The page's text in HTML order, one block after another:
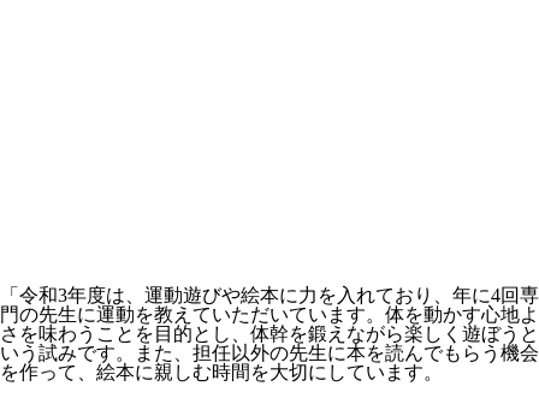
「令和3年度は、運動遊びや絵本に力を入れており、年に4回専
門の先生に運動を教えていただいています。体を動かす心地よ
さを味わうことを目的とし、体幹を鍛えながら楽しく遊ぼうと
いう試みです。また、担任以外の先生に本を読んでもらう機会
を作って、絵本に親しむ時間を大切にしています。